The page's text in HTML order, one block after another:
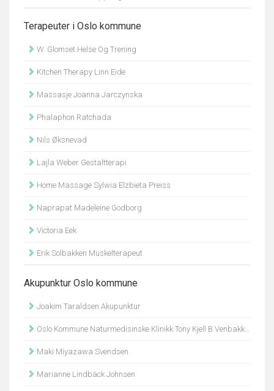
Terapeuter i Oslo kommune
W. Glomset Helse Og Trening
Kitchen Therapy Linn Eide
Massasje Joanna Jarczynska
Phalaphon Ratchada
Nils Øksnevad
Lajla Weber Gestaltterapi
Home Massage Sylwia Elzbieta Preiss
Naprapat Madeleine Godborg
Victoria Eek
Erik Solbakken Muskelterapeut
Akupunktur Oslo kommune
Joakim Taraldsen Akupunktur
Oslo Kommune Naturmedisinske Klinikk Tony Kjell B Venbakken
Maki Miyazawa Svendsen
Marianne Lindbäck Johnsen